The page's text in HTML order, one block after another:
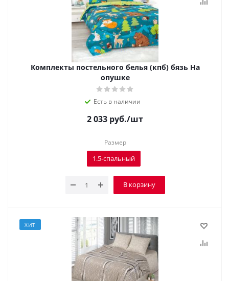
Комплекты постельного белья (кпб) бязь На
опушке
Есть в наличии
2 033 руб./шт
Размер
1.5-спальный
В корзину
ХИТ